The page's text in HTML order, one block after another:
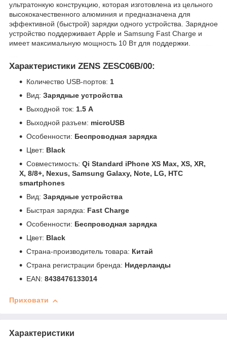
ультратонкую конструкцию, которая изготовлена из цельного
высококачественного алюминия и предназначена для
эффективной (быстрой) зарядки одного устройства. Зарядное
устройство поддерживает Apple и Samsung Fast Charge и
имеет максимальную мощность 10 Вт для поддержки.
Характеристики ZENS ZESC06B/00:
Количество USB-портов: 1
Вид: Зарядные устройства
Выходной ток: 1.5 A
Выходной разъем: microUSB
Особенности: Беспроводная зарядка
Цвет: Black
Совместимость: Qi Standard iPhone XS Max, XS, XR,
X, 8/8+, Nexus, Samsung Galaxy, Note, LG, HTC
smartphones
Вид: Зарядные устройства
Быстрая зарядка: Fast Charge
Особенности: Беспроводная зарядка
Цвет: Black
Страна-производитель товара: Китай
Страна регистрации бренда: Нидерланды
EAN: 8438476133014
Приховати
Характеристики